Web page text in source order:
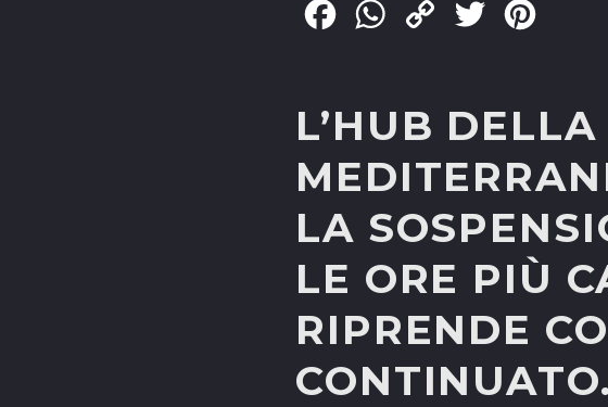
FacebookWhatsApp
Copy
Twitter
L’HUB
LA
LE ORE PIÙ
RIPRENDE
CONTINUATO.